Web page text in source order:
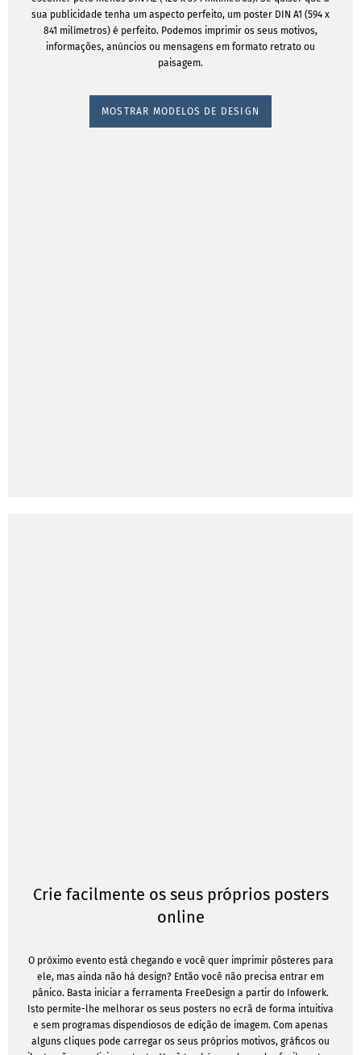
sua publicidade tenha um aspecto perfeito, um poster DIN A1 (594 x
841 milímetros) é perfeito. Podemos imprimir os seus motivos,
informações, anúncios ou mensagens em formato retrato ou
paisagem.
MOSTRAR MODELOS DE DESIGN
Crie facilmente os seus próprios posters
online
O próximo evento está chegando e você quer imprimir pôsteres para
ele, mas ainda não há design? Então você não precisa entrar em
pânico. Basta iniciar a ferramenta FreeDesign a partir do Infowerk.
Isto permite-lhe melhorar os seus posters no ecrã de forma intuitiva
e sem programas dispendiosos de edição de imagem. Com apenas
alguns cliques pode carregar os seus próprios motivos, gráficos ou